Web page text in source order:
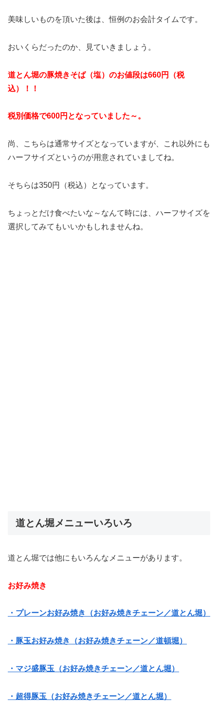
美味しいものを頂いた後は、恒例のお会計タイムです。
おいくらだったのか、見ていきましょう。
道とん堀の豚焼きそば（塩）のお値段は660円（税
込）！！
税別価格で600円となっていました～。
尚、こちらは通常サイズとなっていますが、これ以外にも
ハーフサイズというのが用意されていましてね。
そちらは350円（税込）となっています。
ちょっとだけ食べたいな～なんて時には、ハーフサイズを
選択してみてもいいかもしれませんね。
道とん堀メニューいろいろ
道とん堀では他にもいろんなメニューがあります。
お好み焼き
・プレーンお好み焼き（お好み焼きチェーン／道とん堀）
・豚玉お好み焼き（お好み焼きチェーン／道頓堀）
・マジ盛豚玉（お好み焼きチェーン／道とん堀）
・超得豚玉（お好み焼きチェーン／道とん堀）